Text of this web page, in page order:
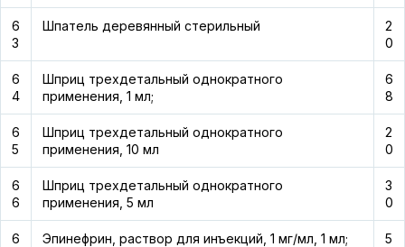
6
3
Шпатель деревянный стерильный
2
0
6
4
Шприц трехдетальный однократного
применения, 1 мл;
6
8
6
5
Шприц трехдетальный однократного
применения, 10 мл
2
0
6
6
Шприц трехдетальный однократного
применения, 5 мл
3
0
6
Эпинефрин, раствор для инъекций, 1 мг/мл, 1 мл;
5